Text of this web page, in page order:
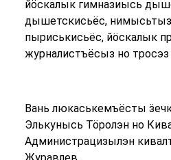
йӧскалык гимназиысь
дышетскисьёс,
пыриськисьёс, йӧскалык
журналистъёсыз но
Вань люкаськемъёсты
Элькунысь Тӧролэн но
Администрацизылэн